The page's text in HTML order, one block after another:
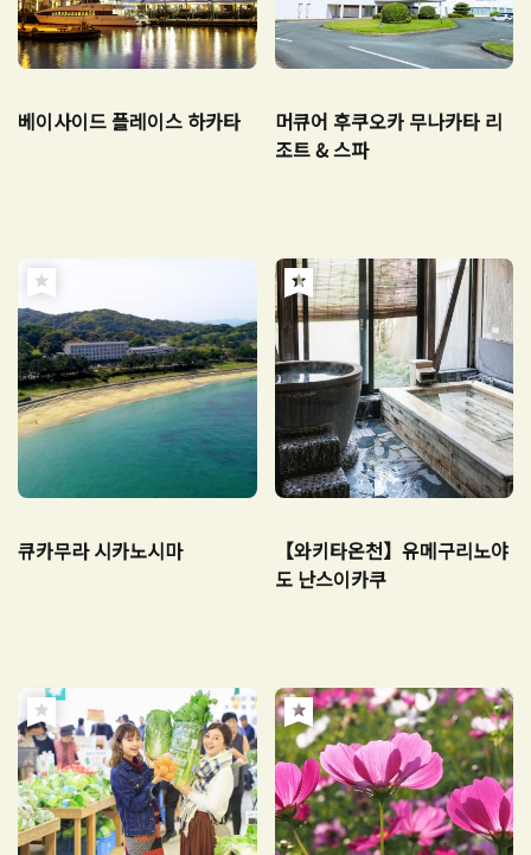
베이사이드 플레이스 하카타
머큐어 후쿠오카 무나카타 리
조트 & 스파
큐카무라 시카노시마
【와키타온천】유메구리노야
도 난스이카쿠